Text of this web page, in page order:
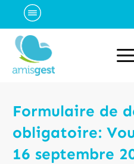
Formulaire de
obligatoire:
16 septembre